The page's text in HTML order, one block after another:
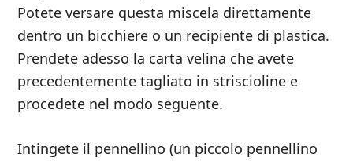
Potete versare questa miscela direttamente
dentro un bicchiere o un recipiente di plastica.
Prendete adesso la carta velina che avete
precedentemente tagliato in striscioline e
procedete nel modo seguente.
Intingete il pennellino (un piccolo pennellino